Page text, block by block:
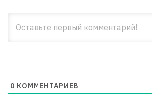
0 КОММЕНТАРИЕВ